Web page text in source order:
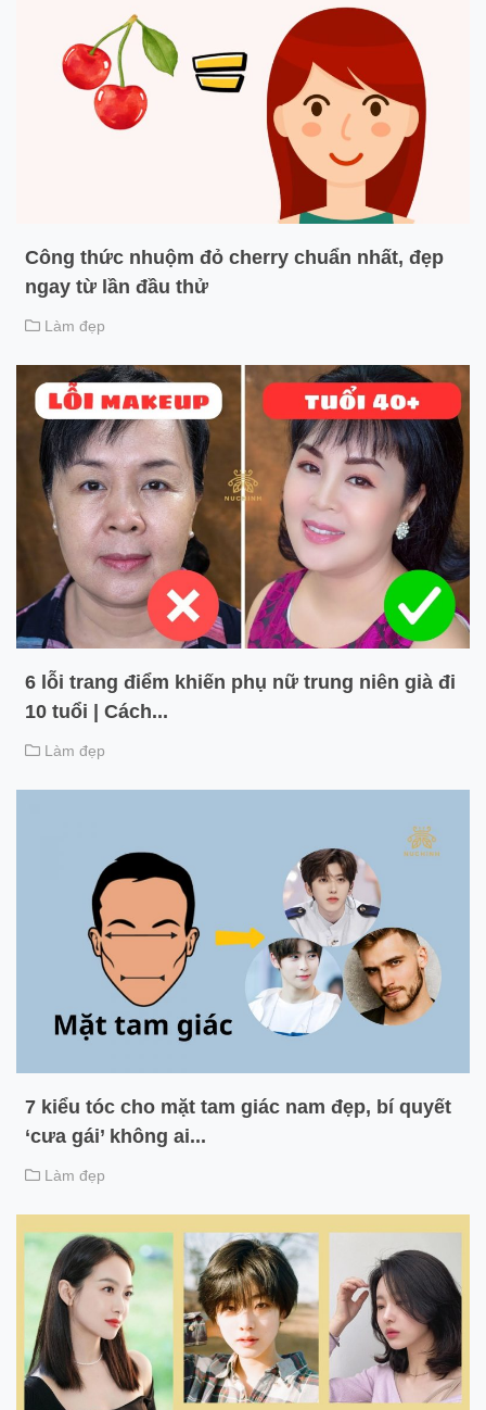
Công thức nhuộm đỏ cherry chuẩn nhất, đẹp
ngay từ lần đầu thử
Làm đẹp
6 lỗi trang điểm khiến phụ nữ trung niên già đi
10 tuổi | Cách...
Làm đẹp
7 kiểu tóc cho mặt tam giác nam đẹp, bí quyết
‘cưa gái’ không ai...
Làm đẹp